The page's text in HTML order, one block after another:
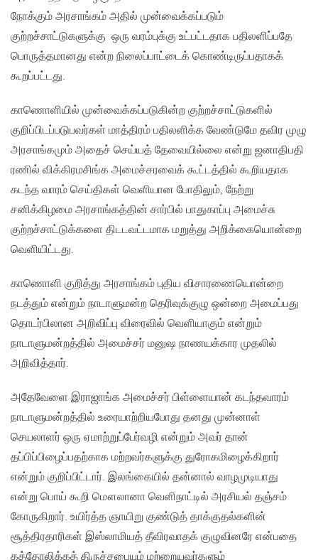
நோக்கும் அரசாங்கம் அதில் முன்வைக்கப்படும்
குற்றச்சாட்டுகளுக்கு ஒரு வரம்புக்கு உட்பட்டதாக பதிலளிப்பதே
பொருத்தமானது என்ற நிலைப்பாட்டைக் கொண்டிருப்பதாகக்
கூறப்பட்டது.
காணொளியில் முன்வைக்கப்படுகின்ற குற்றச்சாட்டுகளில்
குறிப்பிடப்படுபவர்கள் மாத்திரம் பதிலளிக்க வேண்டுமே தவிர முழு
அரசாங்கமும் அதைச் செய்யத் தேவையில்லை என்று ஜனாதிபதி
ரணில் விக்கிரமசிங்க அமைச்சரவைக் கூட்டத்தில் கூறியதாக
கடந்த வாரம் செய்திகள் வெளியான போதிலும், நேற்று
சனிக்கிழமை அரசாங்கத்தின் சார்பில் பாதுகாப்பு அமைச்சு
குற்றச்சாட்டுக்களை திடடவட்டமாக மறுத்து அறிக்கையொன்றை
வெளியிட்டது.
காணொளி குறித்து அரசாங்கம் புதிய விசாரணையொன்றை
நடத்தும் என்றும் நாடாளுமன்ற தெரிவுக்குழு ஒன்றை அமைப்பது
தொடர்பிலான அறிவிப்பு விரைவில் வெளியாகும் என்றும்
நாடாளுமன்றத்தில் அமைச்சர் மனுஷ நாணயக்கார முதலில்
அறிவித்தார்.
அதேவேளை இராஜாங்க அமைச்சர் பிள்ளையான் கடந்தவாரம்
நாடாளுமன்றத்தில் உரையாற்றியபோது தனது முன்னாள்
செயலாளர் ஒரு ஏமாற்றுப்பேர்வழி என்றும் அவர் தான்
தப்பிப்பிழைப்பதற்காக மற்றவர்களுக்கு துரோகமிழைக்கிறார்
என்றும் குறிப்பிட்டார். இலங்கையில் தன்னால் வாழமுடியாது
என்று பொய் கூறி மௌலானா வெளிநாட்டில் அரசியல் தஞ்சம்
கோருகிறார். உயிர்த்த ஞாயிறு குண்டுத் தாக்குதல்களின்
சூத்திரதாரிகள் இஸ்லாமியத் தீவிரவாதக் குழுவினரே என்பதை
கத்தோலிக்கத் திருச்சபையும் மற்றையவர்களும்